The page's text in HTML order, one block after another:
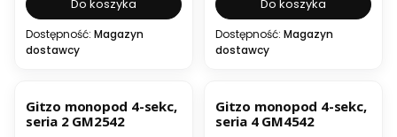
Do koszyka
Dostępność: Magazyn
dostawcy
Do koszyka
Dostępność: Magazyn
dostawcy
Gitzo monopod 4-sekc,
seria 2 GM2542
Gitzo monopod 4-sekc,
seria 4 GM4542